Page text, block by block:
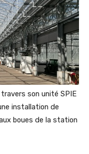
son unité SPIE
installation de
boues de la station